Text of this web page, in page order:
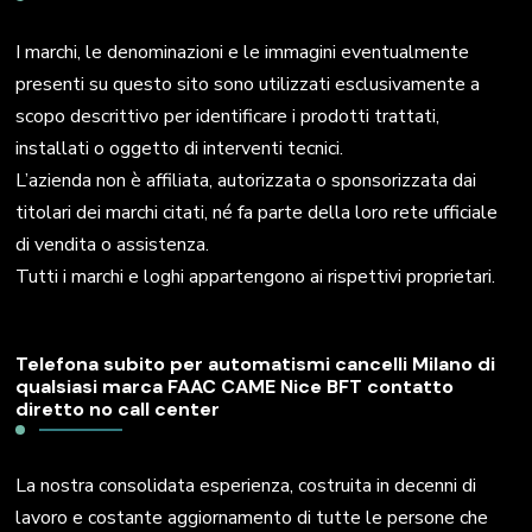
I marchi, le denominazioni e le immagini eventualmente
presenti su questo sito sono utilizzati esclusivamente a
scopo descrittivo per identificare i prodotti trattati,
installati o oggetto di interventi tecnici.
L’azienda non è affiliata, autorizzata o sponsorizzata dai
titolari dei marchi citati, né fa parte della loro rete ufficiale
di vendita o assistenza.
Tutti i marchi e loghi appartengono ai rispettivi proprietari.
Telefona subito per automatismi cancelli Milano di
qualsiasi marca FAAC CAME Nice BFT contatto
diretto no call center
La nostra consolidata esperienza, costruita in decenni di
lavoro e costante aggiornamento di tutte le persone che